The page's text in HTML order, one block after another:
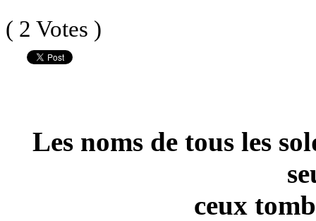
( 2 Votes )
Les noms de tous les
ceux